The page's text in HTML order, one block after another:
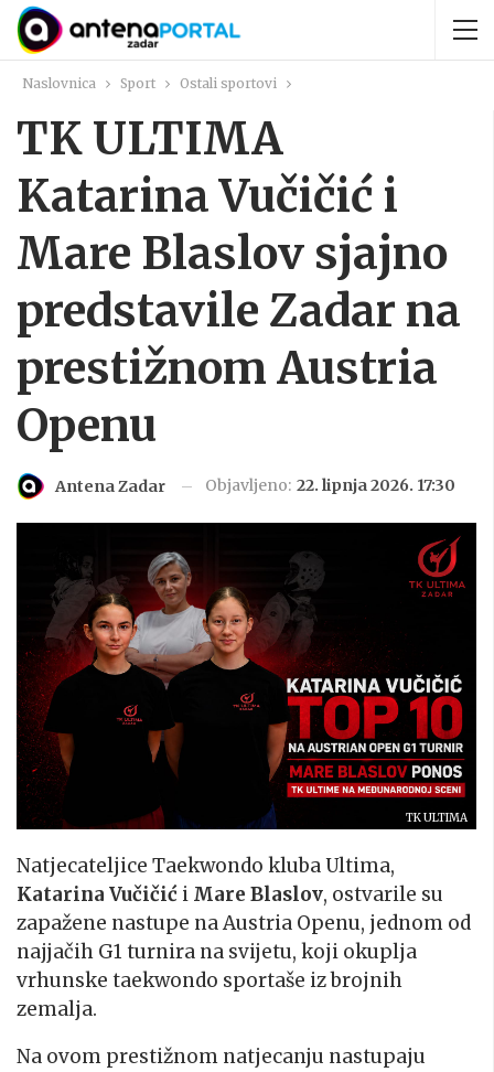
Naslovnica Sport Ostali sportovi
TK ULTIMA
Katarina Vučičić i
Mare Blaslov sjajno
predstavile Zadar na
prestižnom Austria
Openu
Antena Zadar Objavljeno: 22. lipnja 2026. 17:30
TK ULTIMA
Natjecateljice Taekwondo kluba Ultima,
Katarina Vučičić i Mare Blaslov, ostvarile su
zapažene nastupe na Austria Openu, jednom od
najjačih G1 turnira na svijetu, koji okuplja
vrhunske taekwondo sportaše iz brojnih
zemalja.
Na ovom prestižnom natjecanju nastupaju